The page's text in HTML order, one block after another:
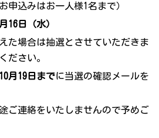
申込みはお一人様1名まで）
16日（水）
た場合は抽選とさせていただきま
ださい。
10月19日までに当選の確認メールを
ご連絡をいたしませんので予めご